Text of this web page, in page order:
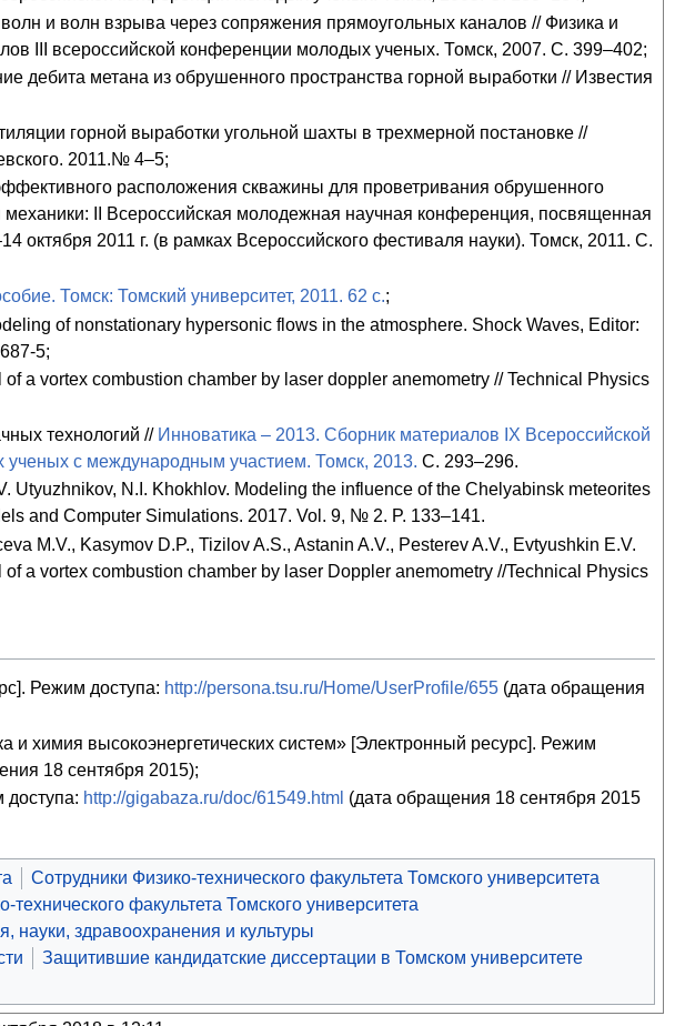
и волн взрыва через сопряжения прямоугольных каналов // Физика и
III всероссийской конференции молодых ученых. Томск, 2007. С. 399–402;
дебита метана из обрушенного пространства горной выработки // Известия
горной выработки угольной шахты в трехмерной постановке //
2011.№ 4–5;
расположения скважины для проветривания обрушенного
II Всероссийская молодежная научная конференция, посвященная
2011 г. (в рамках Всероссийского фестиваля науки). Томск, 2011. С.
Томск: Томский университет, 2011. 62 с.;
of nonstationary hypersonic flows in the atmosphere. Shock Waves, Editor:
5;
a vortex combustion chamber by laser doppler anemometry // Technical Physics
технологий // Инноватика – 2013. Сборник материалов IX Всероссийской
с международным участием. Томск, 2013. С. 293–296.
Utyuzhnikov, N.I. Khokhlov. Modeling the influence of the Chelyabinsk meteorites
and Computer Simulations. 2017. Vol. 9, № 2. P. 133–141.
M.V., Kasymov D.P., Tizilov A.S., Astanin A.V., Pesterev A.V., Evtyushkin E.V.
a vortex combustion chamber by laser Doppler anemometry //Technical Physics
Режим доступа: http://persona.tsu.ru/Home/UserProfile/655(дата обращения
и химия высокоэнергетических систем» [Электронный ресурс]. Режим
18 сентября 2015);
http://gigabaza.ru/doc/61549.html (дата обращения 18 сентября 2015
Сотрудники Физико-технического факультета Томского университета
технического факультета Томского университета
науки, здравоохранения и культуры
Защитившие кандидатские диссертации в Томском университете